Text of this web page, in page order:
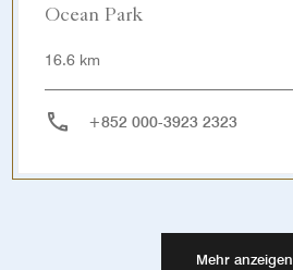
Ocean Park
16.6 km
+852 000-3923 2323
Mehr anzeigen